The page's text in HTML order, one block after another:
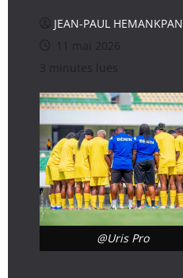
JEAN-PAUL HEMANKPAN
11 mai 2026
3 minutes lues
@Uris Pro